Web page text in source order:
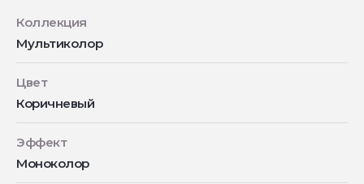
Коллекция
Мультиколор
Цвет
Коричневый
Эффект
Моноколор